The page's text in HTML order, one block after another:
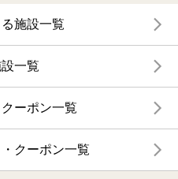
施設一覧
一覧
ーポン一覧
クーポン一覧